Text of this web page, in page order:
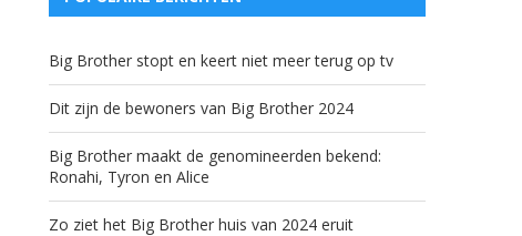
Big Brother stopt en keert niet meer terug op tv
Dit zijn de bewoners van Big Brother 2024
Big Brother maakt de genomineerden bekend:
Ronahi, Tyron en Alice
Zo ziet het Big Brother huis van 2024 eruit